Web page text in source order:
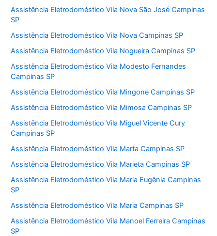
Assistência Eletrodoméstico Vila Nova São José Campinas
SP
Assistência Eletrodoméstico Vila Nova Campinas SP
Assistência Eletrodoméstico Vila Nogueira Campinas SP
Assistência Eletrodoméstico Vila Modesto Fernandes
Campinas SP
Assistência Eletrodoméstico Vila Mingone Campinas SP
Assistência Eletrodoméstico Vila Mimosa Campinas SP
Assistência Eletrodoméstico Vila Miguel Vicente Cury
Campinas SP
Assistência Eletrodoméstico Vila Marta Campinas SP
Assistência Eletrodoméstico Vila Marieta Campinas SP
Assistência Eletrodoméstico Vila Maria Eugênia Campinas
SP
Assistência Eletrodoméstico Vila Maria Campinas SP
Assistência Eletrodoméstico Vila Manoel Ferreira Campinas
SP